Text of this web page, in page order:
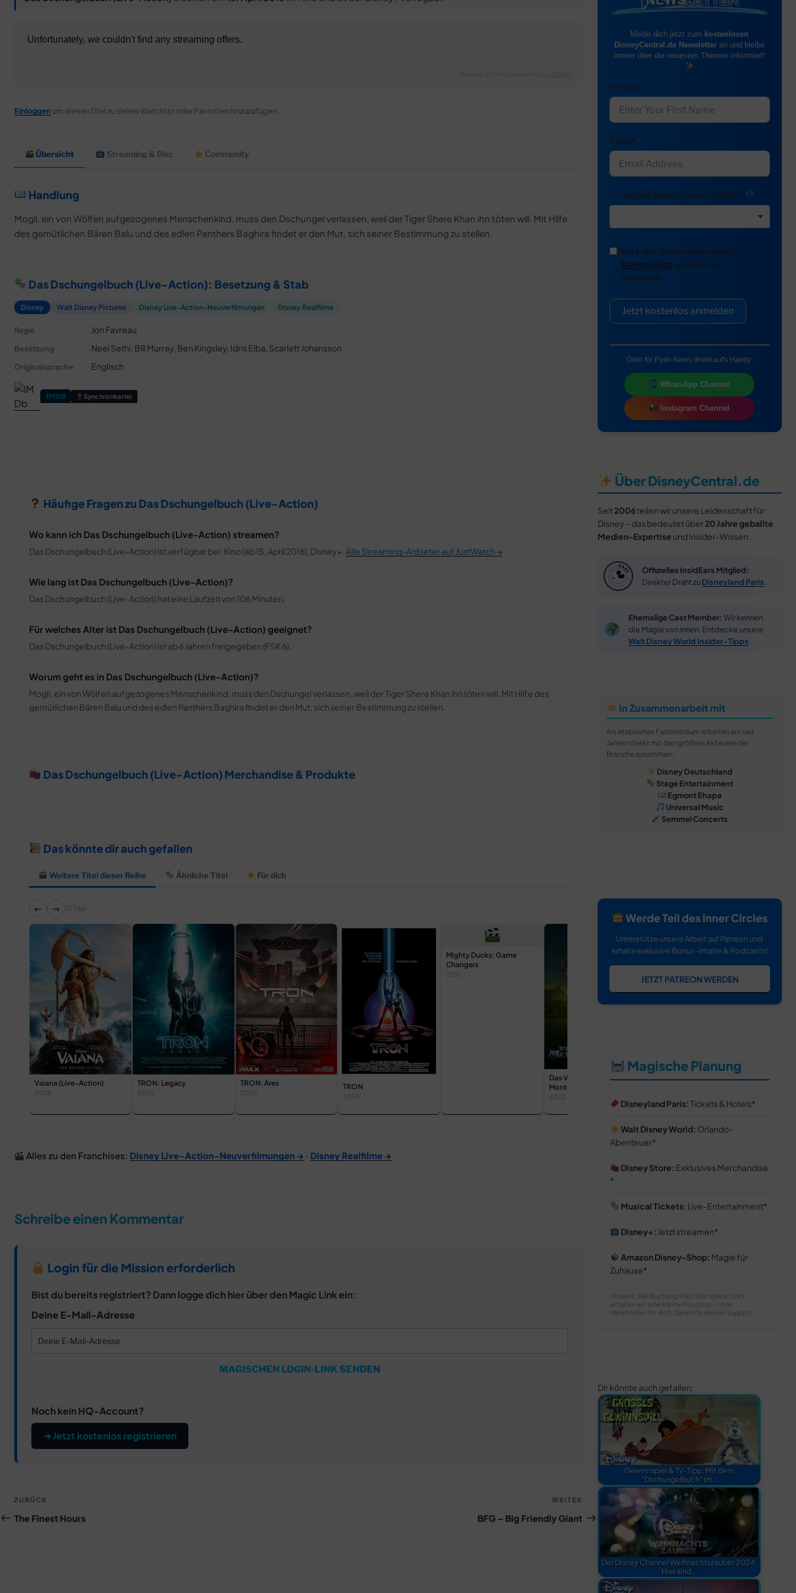
Einloggen um diesen Titel zu deiner Watchlist oder Favoriten hinzuzufügen.
Übersicht Streaming & Disc Community
Handlung
Mogli, ein von Wölfen aufgezogenes Menschenkind, muss den Dschungel verlassen, weil der Tiger Shere Khan ihn töten will. Mit Hilfe
des gemütlichen Bären Balu und des edlen Panthers Baghira findet er den Mut, sich seiner Bestimmung zu stellen.
Das Dschungelbuch (Live-Action): Besetzung & Stab
Disney Walt Disney Pictures Disney Live-Action-Neuverfilmungen Disney Realfilme
Regie Jon Favreau
Besetzung Neel Sethi, Bill Murray, Ben Kingsley, Idris Elba, Scarlett Johansson
Originalsprache Englisch
TMDB Synchronkartei
Häufige Fragen zu Das Dschungelbuch (Live-Action)
Wo kann ich Das Dschungelbuch (Live-Action) streamen?
Das Dschungelbuch (Live-Action) ist verfügbar bei: Kino (ab 15. April 2016), Disney+. Alle Streaming-Anbieter auf JustWatch →
Wie lang ist Das Dschungelbuch (Live-Action)?
Das Dschungelbuch (Live-Action) hat eine Laufzeit von 106 Minuten.
Für welches Alter ist Das Dschungelbuch (Live-Action) geeignet?
Das Dschungelbuch (Live-Action) ist ab 6 Jahren freigegeben (FSK 6).
Worum geht es in Das Dschungelbuch (Live-Action)?
Mogli, ein von Wölfen aufgezogenes Menschenkind, muss den Dschungel verlassen, weil der Tiger Shere Khan ihn töten will. Mit Hilfe des
gemütlichen Bären Balu und des edlen Panthers Baghira findet er den Mut, sich seiner Bestimmung zu stellen.
Das Dschungelbuch (Live-Action) Merchandise & Produkte
Das könnte dir auch gefallen
Weitere Titel dieser Reihe Ähnliche Titel Für dich
← → 10 Titel
Vaiana (Live-Action)
2026
TRON: Legacy
2026
TRON: Ares
2026
TRON
2026
Mighty Ducks: Game
Changers
2021
Das Vermächtnis von
Montezuma
2022
1963
Alles zu den Franchises: Disney Live-Action-Neuverfilmungen → · Disney Realfilme →
Schreibe einen Kommentar
Login für die Mission erforderlich
Bist du bereits registriert? Dann logge dich hier über den Magic Link ein:
Deine E-Mail-Adresse
MAGISCHEN LOGIN-LINK SENDEN
Noch kein HQ-Account?
➔ Jetzt kostenlos registrieren
Beitragsnavigation
Vorheriger
Beitrag
ZURÜCK
The Finest Hours
Nächster
Beitrag
WEITER
BFG – Big Friendly Giant
Melde dich jetzt zum kostenlosen
DisneyCentral.de Newsletter an und bleibe
immer über die neuesten Themen informiert!
Vorname
E-Mail
Ich möchte News-Updates erhalten:
Ich habe die Hinweise zum
Datenschutz gelesen und
akzeptiert.
Jetzt kostenlos anmelden
Oder für Push-News direkt auf's Handy:
WhatsApp Channel
Instagram Channel
Über DisneyCentral.de
Seit 2006teilen wir unsere Leidenschaft für
Disney – das bedeutet über 20 Jahre geballte
Medien-Expertise und Insider-Wissen.
Offizielles InsidEars Mitglied:
Direkter Draht zuDisneyland Paris
Ehemalige Cast Member: Wir kennen
die Magie von innen. Entdecke unsere
Walt Disney World Insider-Tipps
In Zusammenarbeit mit
Als etabliertes Fachmedium arbeiten wir seit
Jahren direkt mit den größten Akteuren der
Branche zusammen:
Disney Deutschland
Stage Entertainment
Egmont Ehapa
Universal Music
Semmel Concerts
Werde Teil des Inner Circles
Unterstütze unsere Arbeit auf Patreon und
erhalte exklusive Bonus-Inhalte & Podcasts!
JETZT PATREON WERDEN
Magische Planung
Disneyland Paris:Tickets & Hotels
Walt Disney World: Orlando-
Abenteuer
Disney Store: Exklusives Merchandise
Musical Tickets: Live-Entertainment
Disney+: Jetzt streamen
Amazon Disney-Shop: Magie für
Zuhause
Hinweis: Bei Buchung/Kauf über diese Links
erhalten wir eine kleine Provision – ohne
Mehrkosten für dich. Danke für deinen Support!
Dir könnte auch gefallen:
Gewinnspiel & TV-Tipp: Mit dem
"Dschungelbuch" im…
Der Disney Channel Weihnachtszauber 2024:
Hier sind…